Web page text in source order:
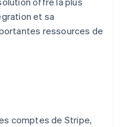
et sa
ressources de
comptes de Stripe,